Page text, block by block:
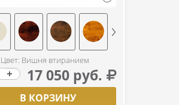
Цвет: Вишня втиранием
17 050 руб.
В КОРЗИНУ